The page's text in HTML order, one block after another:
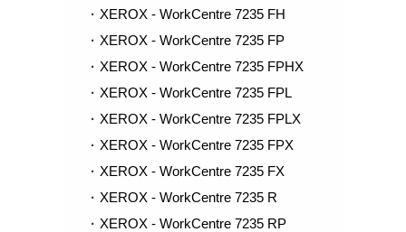
XEROX - WorkCentre 7235 FH
XEROX - WorkCentre 7235 FP
XEROX - WorkCentre 7235 FPHX
XEROX - WorkCentre 7235 FPL
XEROX - WorkCentre 7235 FPLX
XEROX - WorkCentre 7235 FPX
XEROX - WorkCentre 7235 FX
XEROX - WorkCentre 7235 R
XEROX - WorkCentre 7235 RP